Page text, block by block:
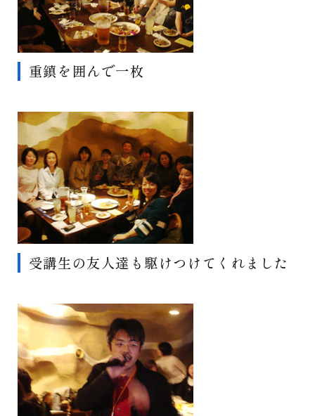
重鎮を囲んで一枚
受講生の友人達も駆けつけてくれました